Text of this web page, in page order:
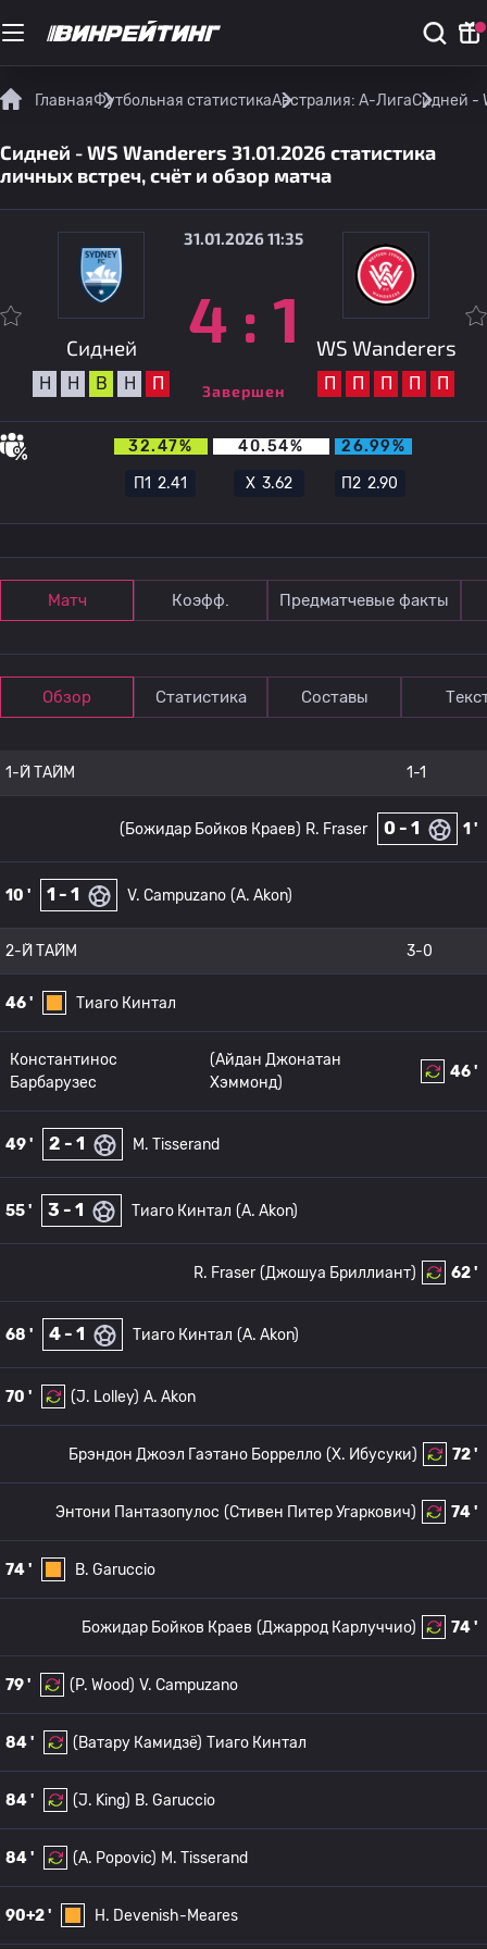
ГлавнаяФутбольная статистикаАвстралия: А-ЛигаСидней -
Сидней - WS Wanderers 31.01.2026 статистика
личных встреч, счёт и обзор матча
Сидней
Н Н В Н П
31.01.2026 11:35
4 : 1
Завершен
WS Wanderers
П П П П П
32.47% 40.54%
26.99%
П12.41 Х3.62 П22.90
Матч Коэфф. Предматчевые факты
Обзор Статистика Составы
1-Й ТАЙМ 1-1
1 '
0 - 1
R. Fraser
(Божидар Бойков Краев)
10 ' 1 - 1 V. Campuzano (A. Akon)
2-Й ТАЙМ 3-0
46 ' Тиаго Кинтал
46 '
(Айдан Джонатан
Хэммонд)
Константинос
Барбарузес
49 ' 2 - 1 M. Tisserand
55 ' 3 - 1 Тиаго Кинтал (A. Akon)
62 '
(Джошуа Бриллиант)
R. Fraser
68 ' 4 - 1 Тиаго Кинтал (A. Akon)
70 ' (J. Lolley) A. Akon
72 '
(Х. Ибусуки)
Брэндон Джоэл Гаэтано Боррелло
74 '
(Стивен Питер Угаркович)
Энтони Пантазопулос
74 ' B. Garuccio
74 '
(Джаррод Карлуччио)
Божидар Бойков Краев
79 ' (P. Wood) V. Campuzano
84 ' (Ватару Камидзё) Тиаго Кинтал
84 ' (J. King) B. Garuccio
84 ' (A. Popovic) M. Tisserand
90+2 ' H. Devenish-Meares